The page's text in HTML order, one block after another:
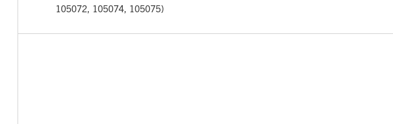
105072, 105074, 105075)